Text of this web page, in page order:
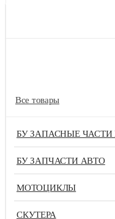
Все товары
БУ ЗАПАСНЫЕ
БУ ЗАПЧАСТИ АВТО
МОТОЦИКЛЫ
СКУТЕРА